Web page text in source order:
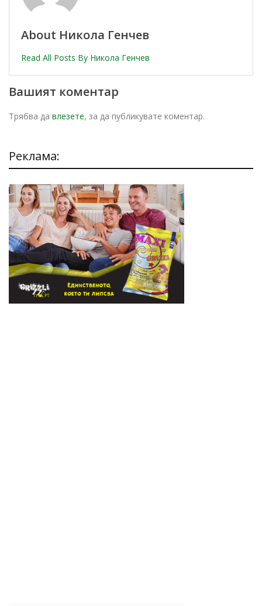
About Никола Генчев
Read All Posts By Никола Генчев
Вашият коментар
Трябва да влезете, за да публикувате коментар.
Реклама: